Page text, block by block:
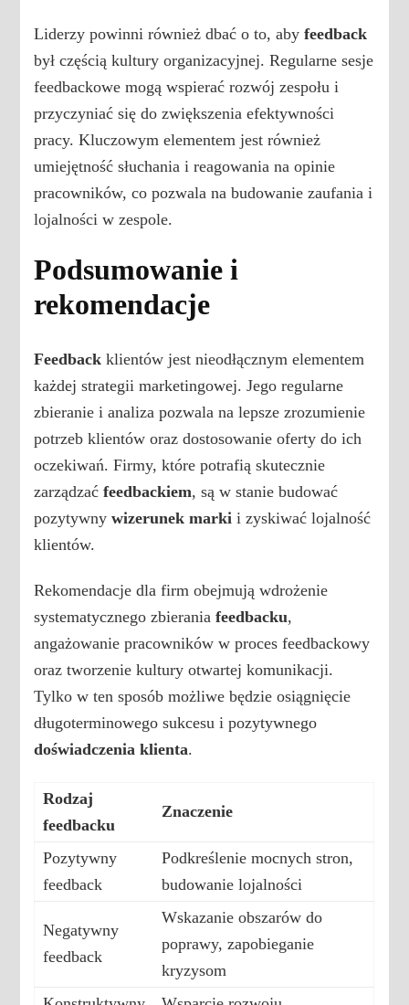
Liderzy powinni również dbać o to, abyfeedback
był częścią kultury organizacyjnej. Regularne sesje
feedbackowe mogą wspierać rozwój zespołu i
przyczyniać się do zwiększenia efektywności
pracy. Kluczowym elementem jest również
umiejętność słuchania i reagowania na opinie
pracowników, co pozwala na budowanie zaufania i
lojalności w zespole.
Podsumowanie i
rekomendacje
Feedback klientów jest nieodłącznym elementem
każdej strategii marketingowej. Jego regularne
zbieranie i analiza pozwala na lepsze zrozumienie
potrzeb klientów oraz dostosowanie oferty do ich
oczekiwań. Firmy, które potrafią skutecznie
zarządzaćfeedbackiem, są w stanie budować
pozytywnywizerunek marki i zyskiwać lojalność
klientów.
Rekomendacje dla firm obejmują wdrożenie
systematycznego zbieraniafeedbacku,
angażowanie pracowników w proces feedbackowy
oraz tworzenie kultury otwartej komunikacji.
Tylko w ten sposób możliwe będzie osiągnięcie
długoterminowego sukcesu i pozytywnego
doświadczenia klienta.
Rodzaj
feedbacku
Znaczenie
Pozytywny
feedback
Podkreślenie mocnych stron,
budowanie lojalności
Negatywny
feedback
Wskazanie obszarów do
poprawy, zapobieganie
kryzysom